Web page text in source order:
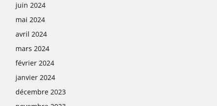
juin 2024
mai 2024
avril 2024
mars 2024
février 2024
janvier 2024
décembre 2023